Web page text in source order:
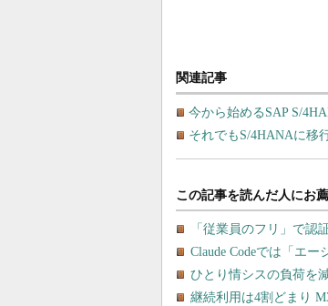
関連記事
今から始めるSAP S/
それでもS/4HANAに移